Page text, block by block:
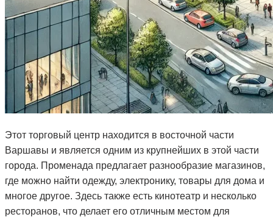
Этот торговый центр находится в восточной части
Варшавы и является одним из крупнейших в этой части
города. Променада предлагает разнообразие магазинов,
где можно найти одежду, электронику, товары для дома и
многое другое. Здесь также есть кинотеатр и несколько
ресторанов, что делает его отличным местом для